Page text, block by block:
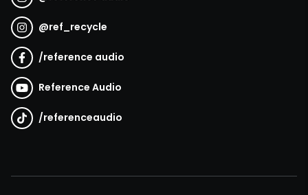
@ref_recycle
/reference audio
Reference Audio
/referenceaudio